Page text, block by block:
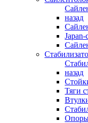
назад
Japan-
назад
Тяги
Опоры